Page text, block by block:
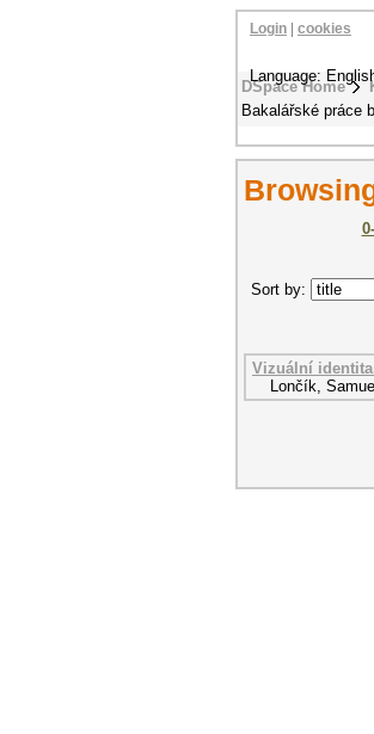
DSpace Home
Bakalářské práce
Login cookies
Language:
Sort by:
Vizuální
Lončík, Samuel